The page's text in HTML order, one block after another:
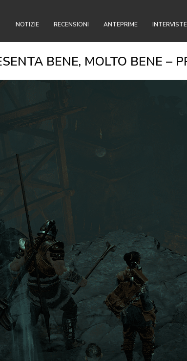
NOTIZIE RECENSIONI ANTEPRIME INTERVISTE
BENE, MOLTO BENE –